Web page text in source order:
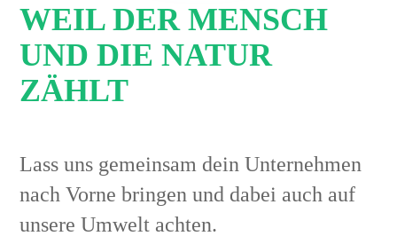
WEIL DER MENSCH
UND DIE NATUR
ZÄHLT
Lass uns gemeinsam dein Unternehmen
nach Vorne bringen und dabei auch auf
unsere Umwelt achten.